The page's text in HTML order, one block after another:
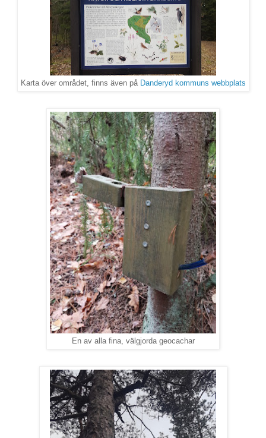
Karta över området, finns även på Danderyd kommuns webbplats
En av alla fina, välgjorda geocachar